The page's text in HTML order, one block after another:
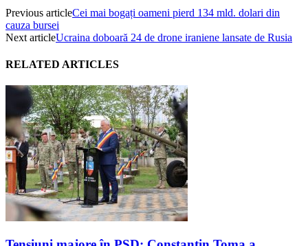
Previous articleCei mai bogați oameni pierd 134 mld. dolari din
cauza bursei
Next articleUcraina doboară 24 de drone iraniene lansate de Rusia
RELATED ARTICLES